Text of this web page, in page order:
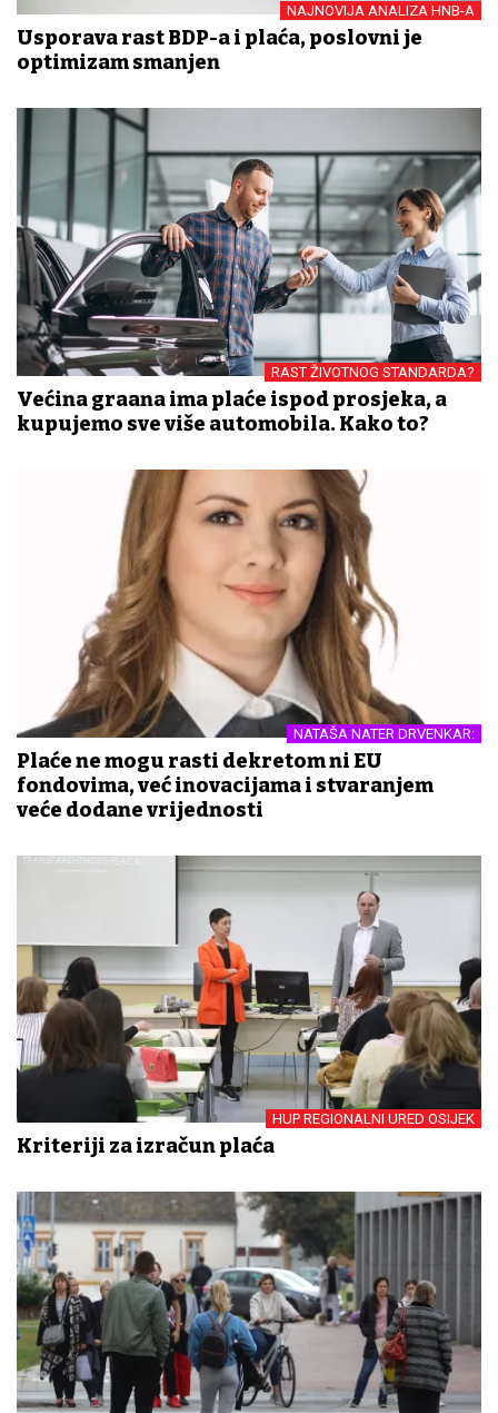
NAJNOVIJA ANALIZA HNB-A
Usporava rast BDP-a i plaća, poslovni je
optimizam smanjen
RAST ŽIVOTNOG STANDARDA?
Većina građana ima plaće ispod prosjeka, a
kupujemo sve više automobila. Kako to?
NATAŠA NATER DRVENKAR:
Plaće ne mogu rasti dekretom ni EU
fondovima, već inovacijama i stvaranjem
veće dodane vrijednosti
HUP REGIONALNI URED OSIJEK
Kriteriji za izračun plaća